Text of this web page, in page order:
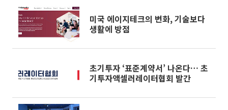
미국 에이지테크의 변화, 기술보다
생활에 방점
초기투자 ‘표준계약서’ 나온다… 초
기투자액셀러레이터협회 발간